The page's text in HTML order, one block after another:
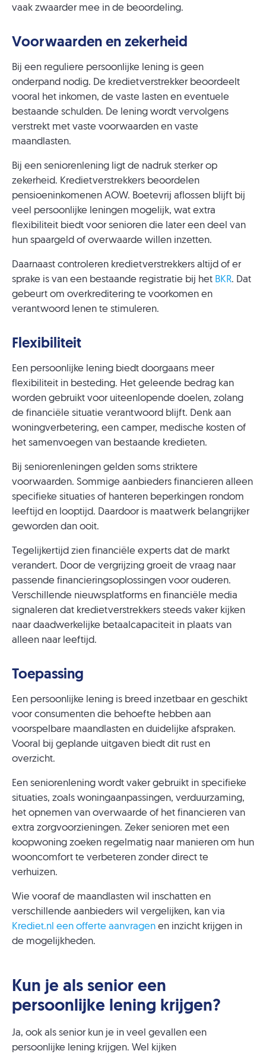
vaak zwaarder mee in de beoordeling.
Voorwaarden en zekerheid
Bij een reguliere persoonlijke lening is geen
onderpand nodig. De kredietverstrekker beoordeelt
vooral het inkomen, de vaste lasten en eventuele
bestaande schulden. De lening wordt vervolgens
verstrekt met vaste voorwaarden en vaste
maandlasten.
Bij een seniorenlening ligt de nadruk sterker op
zekerheid. Kredietverstrekkers beoordelen
pensioeninkomenen AOW. Boetevrij aflossen blijft bij
veel persoonlijke leningen mogelijk, wat extra
flexibiliteit biedt voor senioren die later een deel van
hun spaargeld of overwaarde willen inzetten.
Daarnaast controleren kredietverstrekkers altijd of er
sprake is van een bestaande registratie bij het BKR. Dat
gebeurt om overkreditering te voorkomen en
verantwoord lenen te stimuleren.
Flexibiliteit
Een persoonlijke lening biedt doorgaans meer
flexibiliteit in besteding. Het geleende bedrag kan
worden gebruikt voor uiteenlopende doelen, zolang
de financiële situatie verantwoord blijft. Denk aan
woningverbetering, een camper, medische kosten of
het samenvoegen van bestaande kredieten.
Bij seniorenleningen gelden soms striktere
voorwaarden. Sommige aanbieders financieren alleen
specifieke situaties of hanteren beperkingen rondom
leeftijd en looptijd. Daardoor is maatwerk belangrijker
geworden dan ooit.
Tegelijkertijd zien financiële experts dat de markt
verandert. Door de vergrijzing groeit de vraag naar
passende financieringsoplossingen voor ouderen.
Verschillende nieuwsplatforms en financiële media
signaleren dat kredietverstrekkers steeds vaker kijken
naar daadwerkelijke betaalcapaciteit in plaats van
alleen naar leeftijd.
Toepassing
Een persoonlijke lening is breed inzetbaar en geschikt
voor consumenten die behoefte hebben aan
voorspelbare maandlasten en duidelijke afspraken.
Vooral bij geplande uitgaven biedt dit rust en
overzicht.
Een seniorenlening wordt vaker gebruikt in specifieke
situaties, zoals woningaanpassingen, verduurzaming,
het opnemen van overwaarde of het financieren van
extra zorgvoorzieningen. Zeker senioren met een
koopwoning zoeken regelmatig naar manieren om hun
wooncomfort te verbeteren zonder direct te
verhuizen.
Wie vooraf de maandlasten wil inschatten en
verschillende aanbieders wil vergelijken, kan via
Krediet.nl een offerte aanvragen en inzicht krijgen in
de mogelijkheden.
Kun je als senior een
persoonlijke lening krijgen?
Ja, ook als senior kun je in veel gevallen een
persoonlijke lening krijgen. Wel kijken